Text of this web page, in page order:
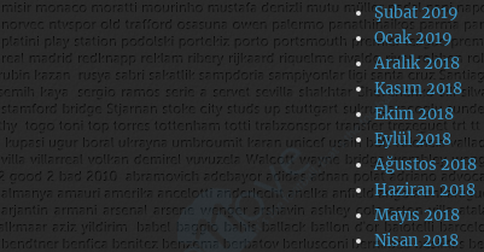
Şubat 2019
Ocak 2019
Aralık 2018
Kasım 2018
Ekim 2018
Eylül 2018
Ağustos 2018
Haziran 2018
Mayıs 2018
Nisan 2018